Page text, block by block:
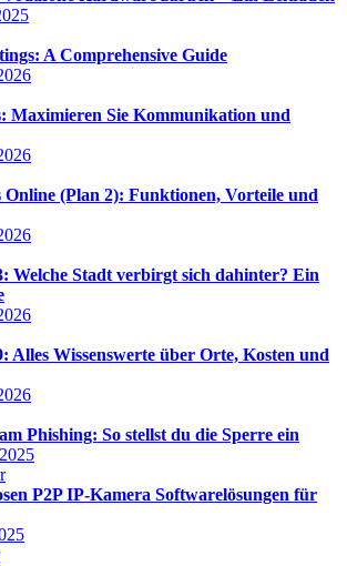
A Comprehensive Guide
Maximieren Sie Kommunikation und
Online (Plan 2): Funktionen, Vorteile und
Welche Stadt verbirgt sich dahinter? Ein
Alles Wissenswerte über Orte, Kosten und
Phishing: So stellst du die Sperre ein
P2P IP-Kamera Softwarelösungen für